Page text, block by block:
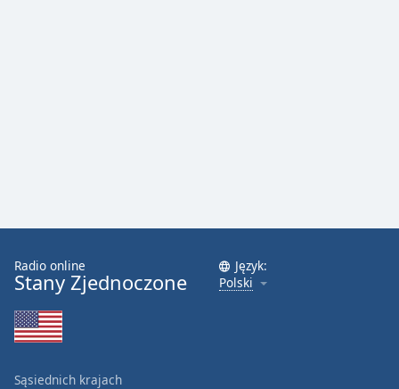
Radio online
Stany Zjednoczone
Język:
Polski
Sąsiednich krajach